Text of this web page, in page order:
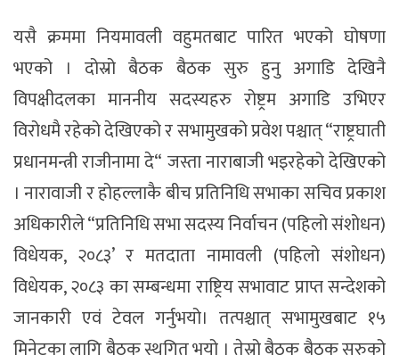
यसै क्रममा नियमावली वहुमतबाट पारित भएको घोषणा
भएको । दोस्रो बैठक बैठक सुरु हुनु अगाडि देखिनै
विपक्षीदलका माननीय सदस्यहरु रोष्ट्रम अगाडि उभिएर
विरोधमै रहेको देखिएको र सभामुखको प्रवेश पश्चात् “राष्ट्रघाती
प्रधानमन्त्री राजीनामा दे“ जस्ता नाराबाजी भइरहेको देखिएको
। नारावाजी र होहल्लाकै बीच प्रतिनिधि सभाका सचिव प्रकाश
अधिकारीले “प्रतिनिधि सभा सदस्य निर्वाचन (पहिलो संशोधन)
विधेयक, २०८३’ र मतदाता नामावली (पहिलो संशोधन)
विधेयक, २०८३ का सम्बन्धमा राष्ट्रिय सभावाट प्राप्त सन्देशको
जानकारी एवं टेवल गर्नुभयो। तत्पश्चात् सभामुखबाट १५